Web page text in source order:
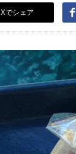
Xでシェア